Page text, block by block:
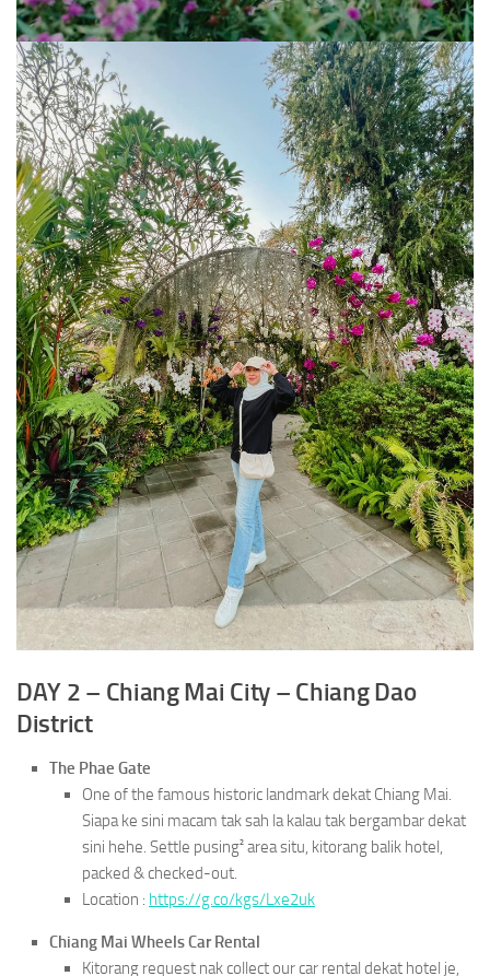
DAY 2 – Chiang Mai City – Chiang Dao
District
The Phae Gate
One of the famous historic landmark dekat Chiang Mai.
Siapa ke sini macam tak sah la kalau tak bergambar dekat
sini hehe. Settle pusing² area situ, kitorang balik hotel,
packed & checked-out.
Location : https://g.co/kgs/Lxe2uk
Chiang Mai Wheels Car Rental
Kitorang request nak collect our car rental dekat hotel je,